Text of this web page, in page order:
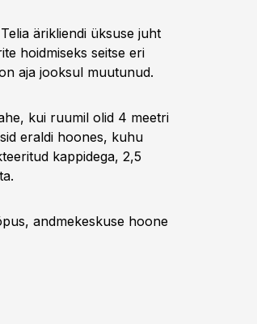
ärikliendi üksuse juht
hoidmiseks seitse eri
aja jooksul muutunud.
kui ruumil olid 4 meetri
eraldi hoones, kuhu
kappidega, 2,5
andmekeskuse hoone